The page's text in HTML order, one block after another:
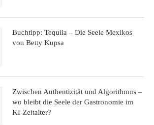
Buchtipp: Tequila – Die Seele Mexikos
von Betty Kupsa
Zwischen Authentizität und Algorithmus –
wo bleibt die Seele der Gastronomie im
KI-Zeitalter?